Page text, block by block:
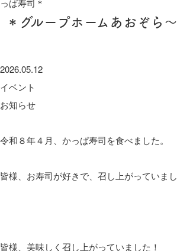
っぱ寿司＊
＊グループホームあおぞら
2026.05.12
イベント
お知らせ
令和８年４月、かっぱ寿司を食べました。
皆様、お寿司が好きで、召し上がっていま
皆様、美味しく召し上がっていました！